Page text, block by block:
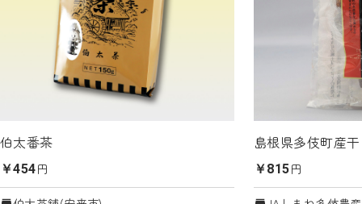
伯太番茶
￥454円
島根県多伎町産
￥815円